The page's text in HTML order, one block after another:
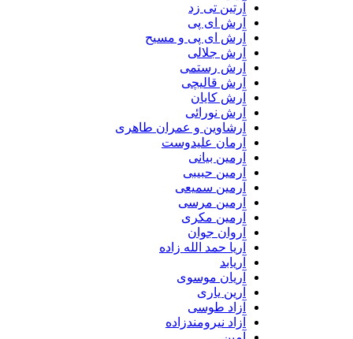
آرتین تی زد
آرش ای پی
آرش ای پی و مسیح
آرش جلالی
آرش رستمی
آرش قالیچی
آرش کایان
آرش نورائی
آرشاوین و عمران طاهری
آرمان علیدوست
آرمین بیانی
آرمین حبیبی
آرمین سمیعی
آرمین مرسی
آرمین مکری
آروان جوان
آریا حمد الله زاده
آریان موسوی
آرین یاری
آزاد طوسی
آزاد نیرومندزاده